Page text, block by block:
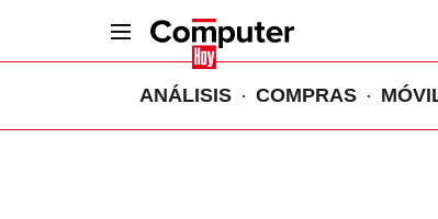
ANÁLISIS COMPRAS